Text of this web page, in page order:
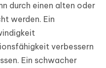
durch einen alten oder
werden. Ein
verbessern
Ein schwacher